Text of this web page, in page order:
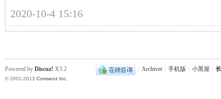
2020-10-4 15:16
Archiver 手机版 小黑屋
Powered by Discuz! X3.2
© 2001-2013 Comsenz Inc.